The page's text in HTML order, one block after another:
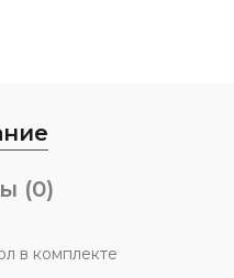
(0)
в комплекте